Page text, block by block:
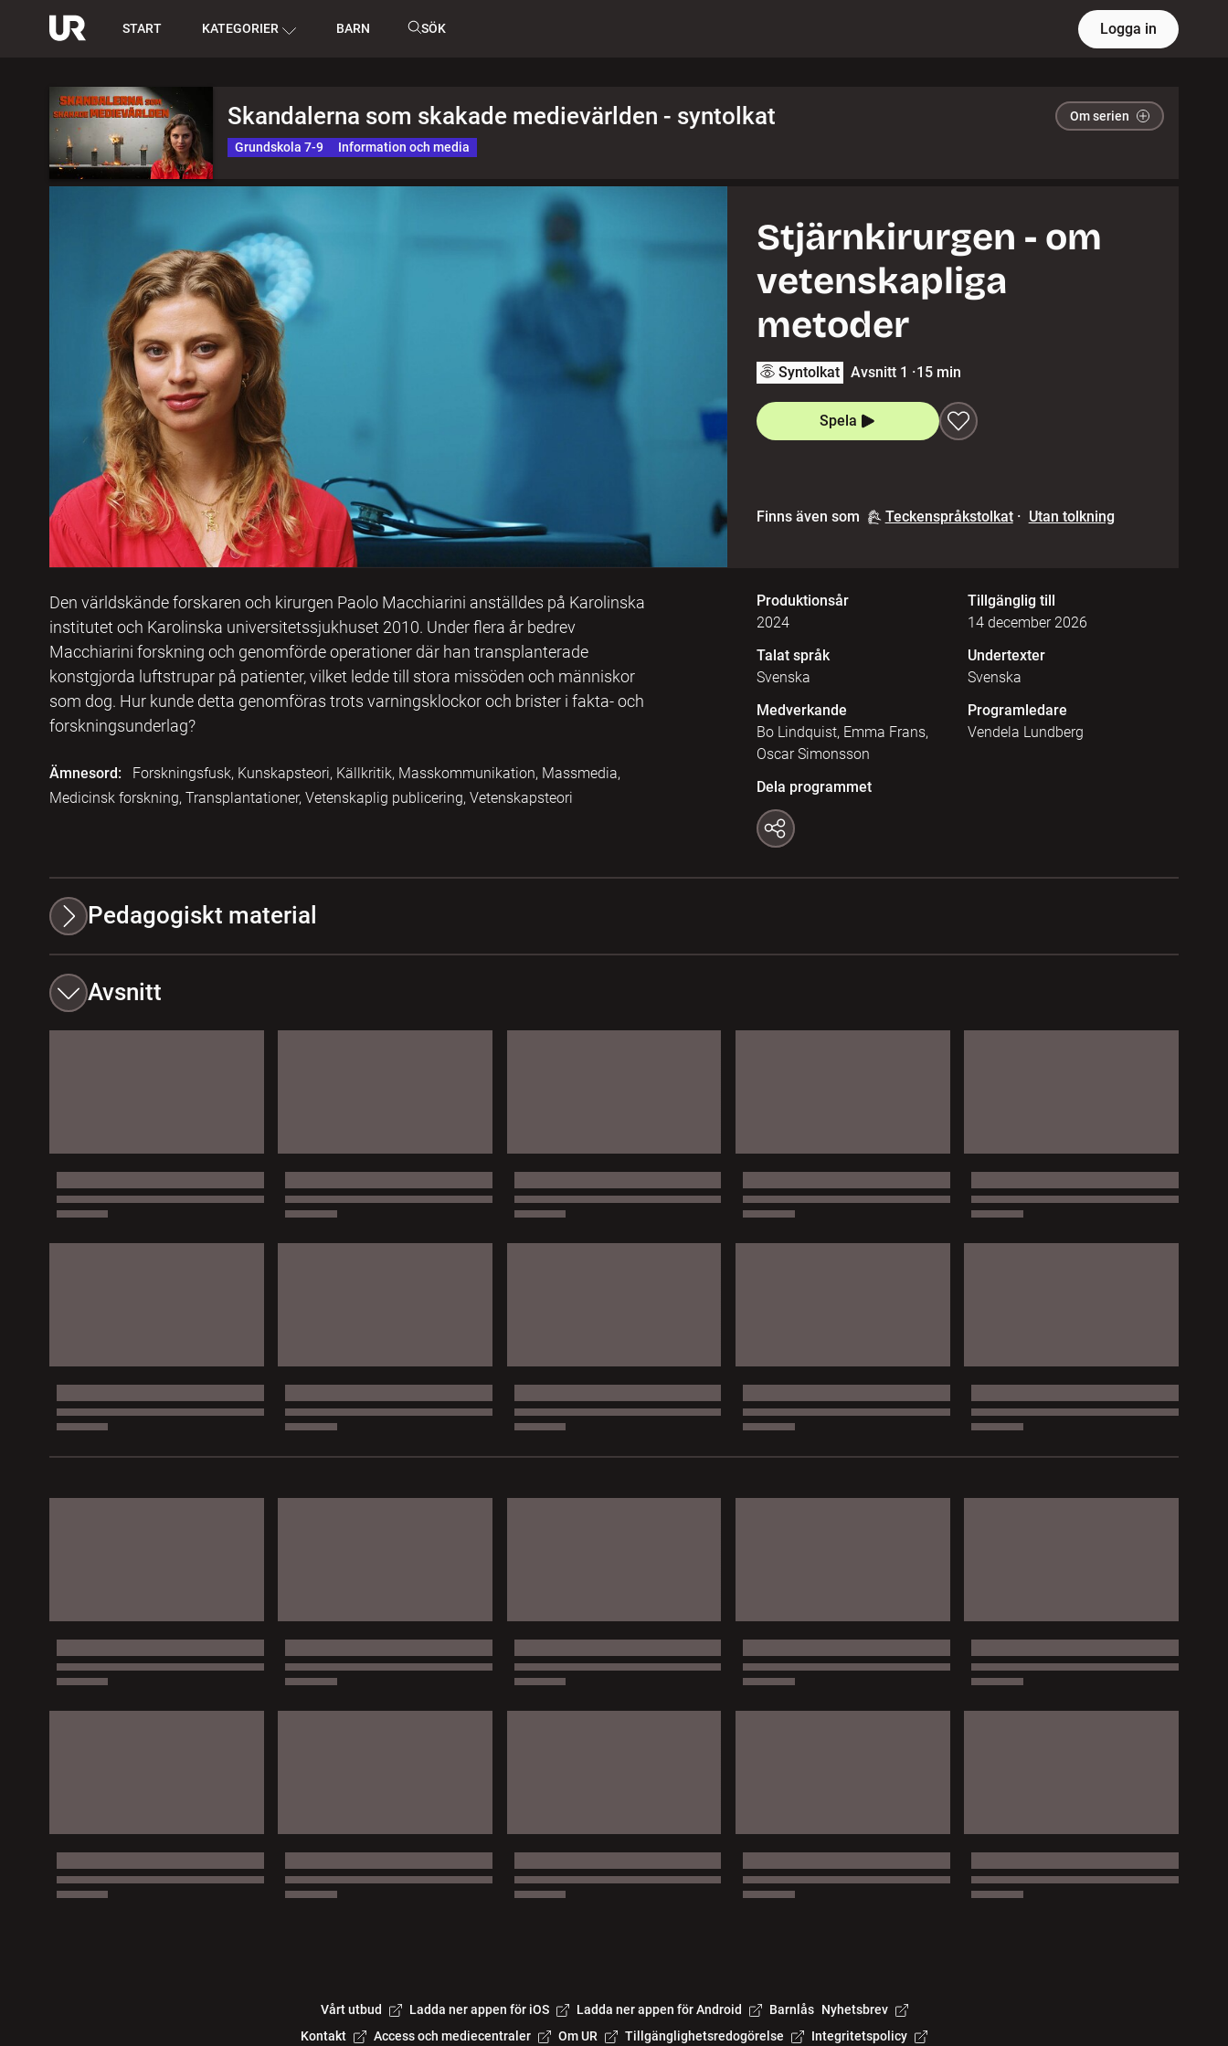
START KATEGORIER BARN SÖK Logga in
Skandalerna som skakade medievärlden - syntolkat Om serien
Grundskola 7-9 Information och media
Stjärnkirurgen - om
vetenskapliga
metoder
Syntolkat Avsnitt 1 ·15 min
Spela
Finns även som Teckenspråkstolkat · Utan tolkning
Den världskände forskaren och kirurgen Paolo Macchiarini anställdes på Karolinska
institutet och Karolinska universitetssjukhuset 2010. Under flera år bedrev
Macchiarini forskning och genomförde operationer där han transplanterade
konstgjorda luftstrupar på patienter, vilket ledde till stora missöden och människor
som dog. Hur kunde detta genomföras trots varningsklockor och brister i fakta- och
forskningsunderlag?
Ämnesord:
Forskningsfusk, Kunskapsteori, Källkritik, Masskommunikation, Massmedia,
Medicinsk forskning, Transplantationer, Vetenskaplig publicering, Vetenskapsteori
Produktionsår
2024
Tillgänglig till
14 december 2026
Talat språk
Svenska
Undertexter
Svenska
Medverkande
Bo Lindquist, Emma Frans,
Oscar Simonsson
Programledare
Vendela Lundberg
Dela programmet
Pedagogiskt material
Avsnitt
Vårt utbud Ladda ner appen för iOS Ladda ner appen för Android Barnlås Nyhetsbrev
Kontakt
Access och mediecentraler Om UR Tillgänglighetsredogörelse Integritetspolicy